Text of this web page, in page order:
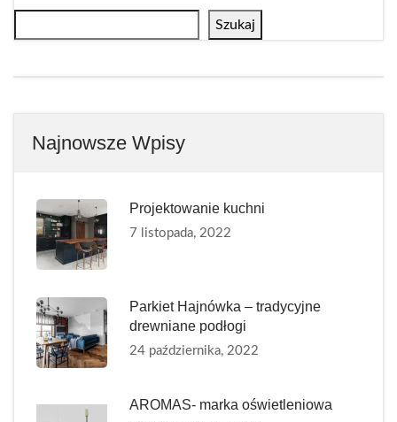
Szukaj
Najnowsze Wpisy
Projektowanie kuchni
7 listopada, 2022
Parkiet Hajnówka – tradycyjne
drewniane podłogi
24 października, 2022
AROMAS- marka oświetleniowa